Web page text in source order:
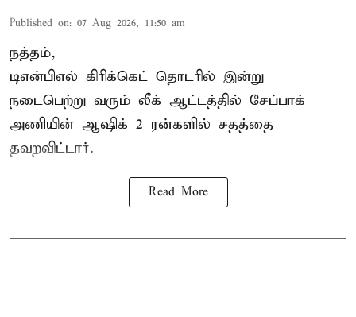
Published on: 07 Aug 2026, 11:50 am
நத்தம்,
டிஎன்பிஎல் கிரிக்கெட் தொடரில் இன்று
நடைபெற்று வரும் லீக் ஆட்டத்தில் சேப்பாக்
அணியின் ஆஷிக் 2 ரன்களில் சதத்தை
தவறவிட்டார்.
Read More